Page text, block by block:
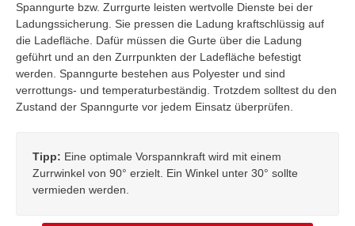
Spanngurte bzw. Zurrgurte leisten wertvolle Dienste bei der
Ladungssicherung. Sie pressen die Ladung kraftschlüssig auf
die Ladefläche. Dafür müssen die Gurte über die Ladung
geführt und an den Zurrpunkten der Ladefläche befestigt
werden. Spanngurte bestehen aus Polyester und sind
verrottungs- und temperaturbeständig. Trotzdem solltest du den
Zustand der Spanngurte vor jedem Einsatz überprüfen.
Tipp: Eine optimale Vorspannkraft wird mit einem
Zurrwinkel von 90° erzielt. Ein Winkel unter 30° sollte
vermieden werden.